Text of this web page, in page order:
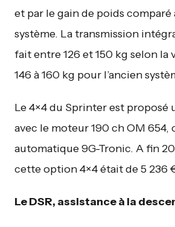
et par le gain de poids comparé
système. La transmission
fait entre 126 et 150 kg selon la
146 à 160 kg pour l’ancien
Le 4×4 du Sprinter est proposé
avec le moteur 190 ch OM 654,
automatique 9G-Tronic. A fin
cette option 4×4 était de 5 236
Le DSR, assistance à la